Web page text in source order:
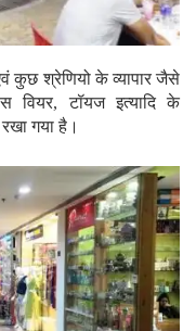
कुछ श्रेणियो के व्यापार जैसे
वियर, टॉयज इत्यादि के
गया है।